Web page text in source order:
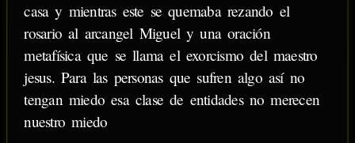
casa y mientras este se quemaba rezando el
rosario al arcangel Miguel y una oración
metafísica que se llama el exorcismo del maestro
jesus. Para las personas que sufren algo así no
tengan miedo esa clase de entidades no merecen
nuestro miedo